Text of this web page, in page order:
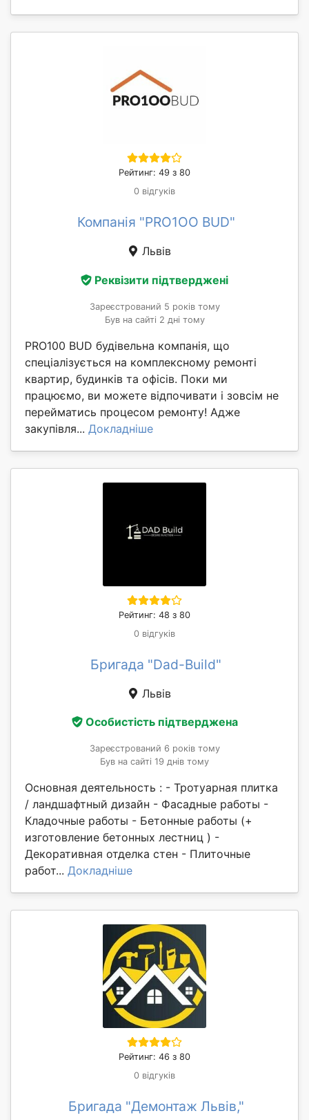
Рейтинг: 49 з 80
0 відгуків
Компанія "PRO1OO BUD"
Львів
Реквізити підтверджені
Зареєстрований 5 років тому
Був на сайті 2 дні тому
PRO100 BUD будівельна компанія, що
спеціалізується на комплексному ремонті
квартир, будинків та офісів. Поки ми
працюємо, ви можете відпочивати і зовсім не
перейматись процесом ремонту! Адже
закупівля... Докладніше
Рейтинг: 48 з 80
0 відгуків
Бригада "Dad-Build"
Львів
Особистість підтверджена
Зареєстрований 6 років тому
Був на сайті 19 днів тому
Основная деятельность : - Тротуарная плитка
/ ландшафтный дизайн - Фасадные работы -
Кладочные работы - Бетонные работы (+
изготовление бетонных лестниц ) -
Декоративная отделка стен - Плиточные
работ... Докладніше
Рейтинг: 46 з 80
0 відгуків
Бригада "Демонтаж Львів,"